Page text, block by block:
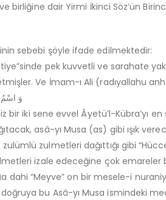
ve birliğine dair Yirmi İkinci Söz’ün
sebebi şöyle ifade edilmektedir:
pek kuvvetli ve sarahate
Ve İmam-ı Ali (radıyallahu
وَ
bir iki sene evvel Âyetü’l-
asâ-yı Musa (as) gibi ışık
zulmetleri dağıttığı gibi
izale edeceğine çok emareler
“Meyve” on bir mesele-i
bu Asâ-yı Musa ismindeki